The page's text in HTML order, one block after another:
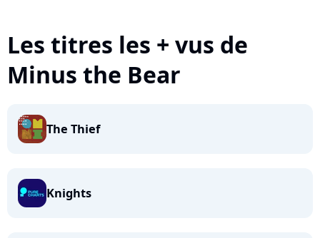
Les titres les + vus de
Minus the Bear
The Thief
Knights